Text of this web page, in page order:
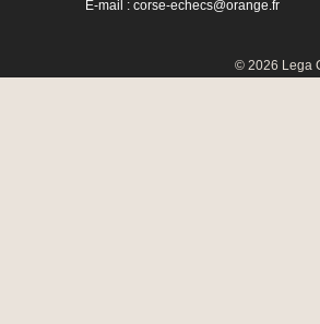
E-mail :corse-echecs@orange.fr
© 2026 Lega